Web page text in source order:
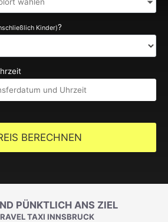
Kinder)?
BERECHNEN
PÜNKTLICH ANS ZIEL
TAXI INNSBRUCK